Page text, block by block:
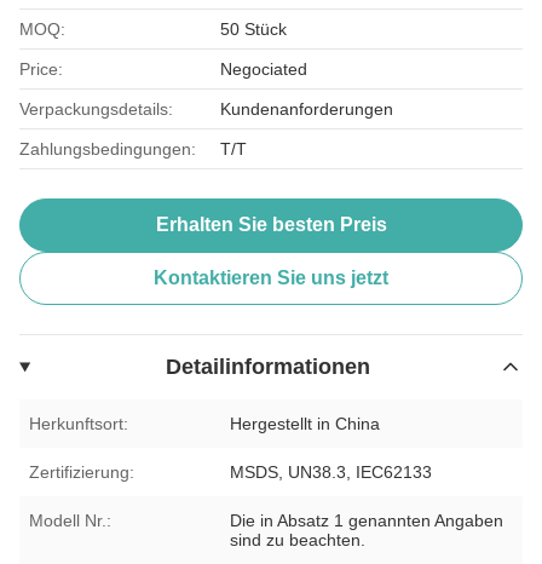
MOQ: 50 Stück
Price: Negociated
Verpackungsdetails: Kundenanforderungen
Zahlungsbedingungen: T/T
Erhalten Sie besten Preis
Kontaktieren Sie uns jetzt
Detailinformationen
Herkunftsort: Hergestellt in China
Zertifizierung: MSDS, UN38.3, IEC62133
Modell Nr.:
Die in Absatz 1 genannten Angaben
sind zu beachten.